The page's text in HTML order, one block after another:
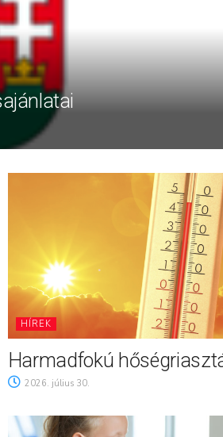
HÍREK
Harmadfokú
2026. július 30.